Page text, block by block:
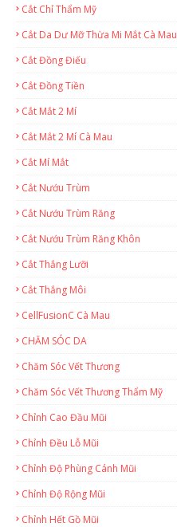
Cắt Chỉ Thẩm Mỹ
Cắt Da Dư Mỡ Thừa Mi Mắt Cà Mau
Cắt Đồng Điếu
Cắt Đồng Tiền
Cắt Mắt 2 Mí
Cắt Mắt 2 Mí Cà Mau
Cắt Mí Mắt
Cắt Nướu Trùm
Cắt Nướu Trùm Răng
Cắt Nướu Trùm Răng Khôn
Cắt Thắng Lưỡi
Cắt Thắng Môi
CellFusionC Cà Mau
CHĂM SÓC DA
Chăm Sóc Vết Thương
Chăm Sóc Vết Thương Thẩm Mỹ
Chỉnh Cao Đầu Mũi
Chỉnh Đều Lỗ Mũi
Chỉnh Độ Phùng Cánh Mũi
Chỉnh Độ Rộng Mũi
Chỉnh Hết Gồ Mũi